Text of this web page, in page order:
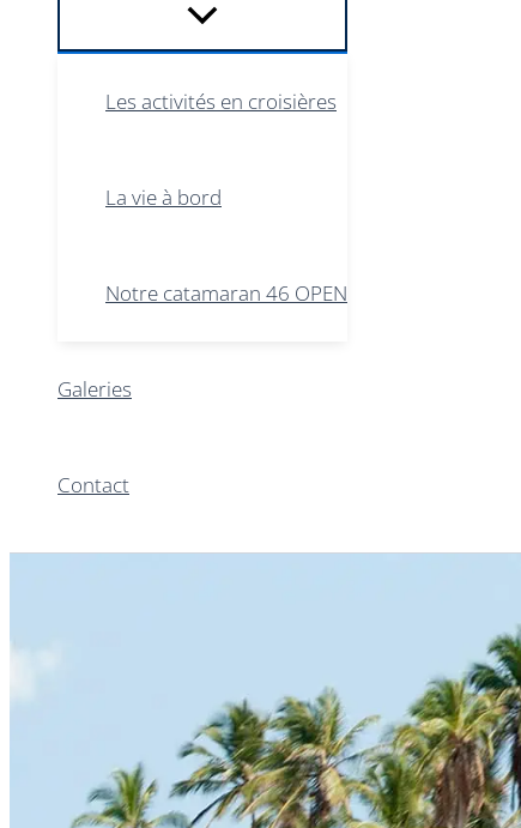
Les activités en croisières
La vie à bord
Notre catamaran 46 OPEN
Galeries
Contact